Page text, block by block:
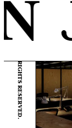
© ENJIN Inc. ALL RIGHTS RESERVED.